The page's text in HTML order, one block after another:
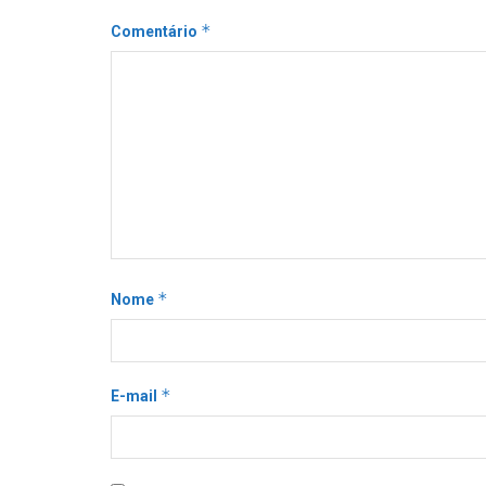
Comentário *
Nome *
E-mail *